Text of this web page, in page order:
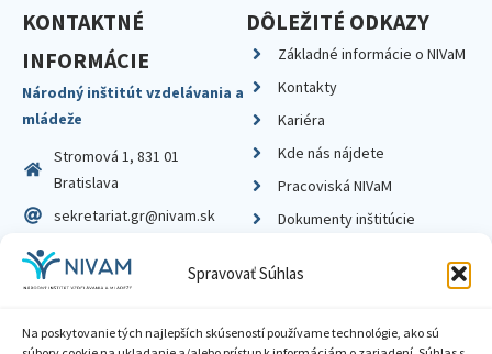
Spravovať Súhlas
Na poskytovanie tých najlepších skúseností používame technológie, ako sú
KONTAKTNÉ
INFORMÁCIE
Národný inštitút vzdelávania a
mládeže
Stromová 1, 831 01
Bratislava
sekretariat.gr@nivam.sk
IČO: 00164348
DIČ: 2020798714
DÔLEŽITÉ ODKAZY
Základné informácie o NIVaM
Kontakty
Kariéra
Kde nás nájdete
Pracoviská NIVaM
Dokumenty inštitúcie